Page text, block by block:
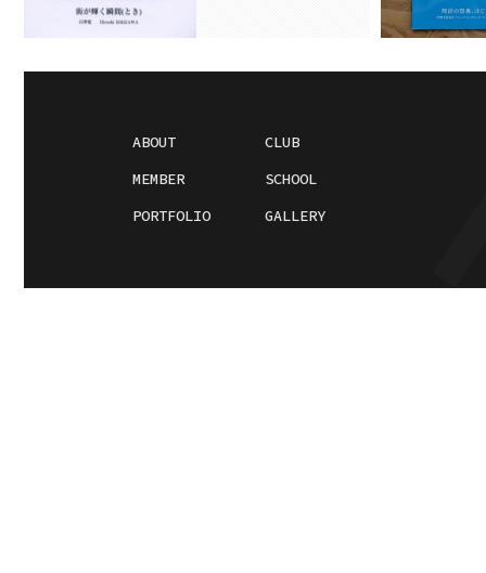
ABOUT
MEMBER
PORTFOLIO
CLUB
SCHOOL
GALLERY